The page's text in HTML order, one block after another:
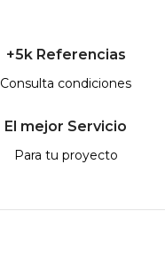
+5k Referencias
Consulta condiciones
El mejor Servicio
Para tu proyecto